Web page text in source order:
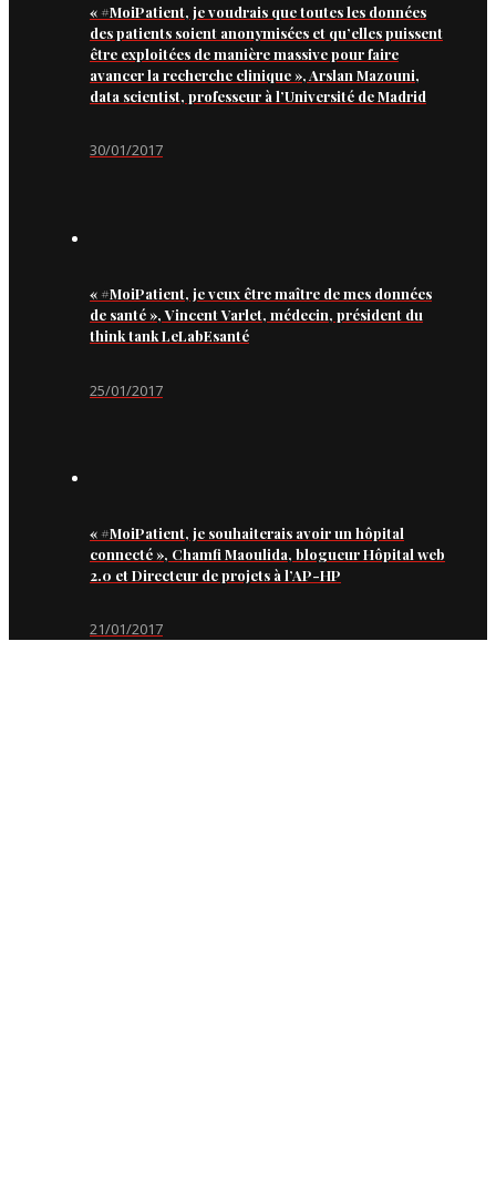
« #MoiPatient, je voudrais que toutes les données
des patients soient anonymisées et qu’elles puissent
être exploitées de manière massive pour faire
avancer la recherche clinique », Arslan Mazouni,
data scientist, professeur à l’Université de Madrid
30/01/2017
« #MoiPatient, je veux être maître de mes données
de santé », Vincent Varlet, médecin, président du
think tank LeLabEsanté
25/01/2017
« #MoiPatient, je souhaiterais avoir un hôpital
connecté », Chamfi Maoulida, blogueur Hôpital web
2.0 et Directeur de projets à l’AP-HP
21/01/2017